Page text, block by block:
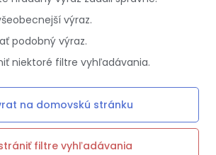
výraz.
podobný výraz.
niektoré filtre vyhľadávania.
na domovskú stránku
filtre vyhľadávania